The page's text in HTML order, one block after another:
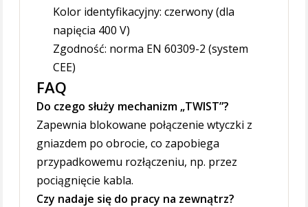
Kolor identyfikacyjny: czerwony (dla
napięcia 400 V)
Zgodność: norma EN 60309-2 (system
CEE)
FAQ
Do czego służy mechanizm „TWIST”?
Zapewnia blokowane połączenie wtyczki z
gniazdem po obrocie, co zapobiega
przypadkowemu rozłączeniu, np. przez
pociągnięcie kabla.
Czy nadaje się do pracy na zewnątrz?